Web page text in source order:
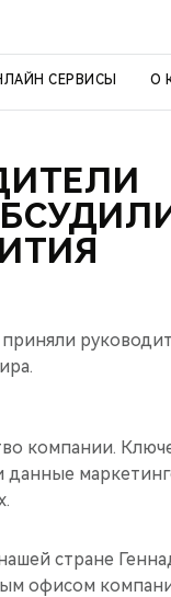
СЕРВИСЫ О
компании.
данные
стране
офисом